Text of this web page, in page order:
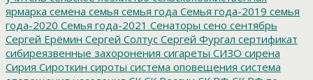
ярмарка семена семья семья года Семья года-2019 семья
года-2020 Семья года-2021 Сенаторы сено сентябрь
Сергей Ерёмин Сергей Солтус Сергей Фургал сертификат
сибиреязвенные захоронения сигареты СИЗО сирена
Сирия Сироткин сироты система оповещения система